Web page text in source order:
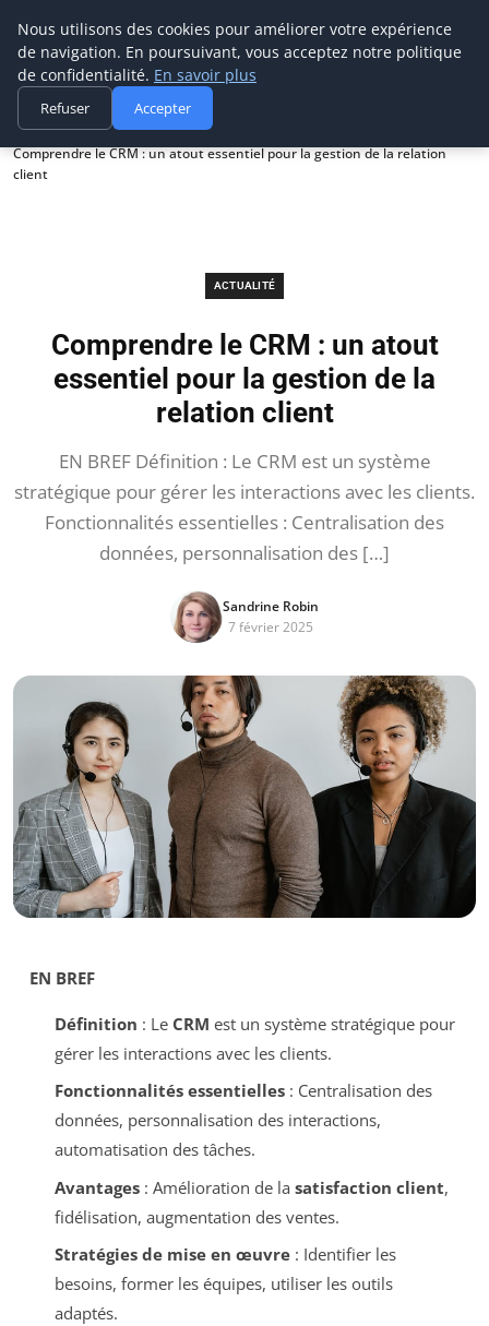
Prospection Pro
Accueil
Actualité
Comprendre le CRM : un atout essentiel pour la gestion de la relation
client
ACTUALITÉ
Comprendre le CRM : un atout
essentiel pour la gestion de la
relation client
EN BREF Définition : Le CRM est un système
stratégique pour gérer les interactions avec les clients.
Fonctionnalités essentielles : Centralisation des
données, personnalisation des […]
Sandrine Robin
7 février 2025
EN BREF
Définition : Le CRM est un système stratégique pour
gérer les interactions avec les clients.
Fonctionnalités essentielles: Centralisation des
données, personnalisation des interactions,
automatisation des tâches.
Avantages: Amélioration de la satisfaction client,
fidélisation, augmentation des ventes.
Stratégies de mise en œuvre: Identifier les
besoins, former les équipes, utiliser les outils
adaptés.
Nous utilisons des cookies pour améliorer votre expérience
de navigation. En poursuivant, vous acceptez notre politique
de confidentialité. En savoir plus
Refuser Accepter